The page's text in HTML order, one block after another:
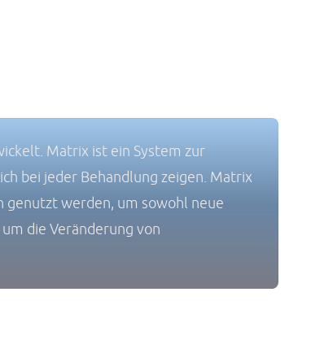
Matrix ist ein System zur
bei jeder Behandlung zeigen. Matrix
werden, um sowohl neue
die Veränderung von